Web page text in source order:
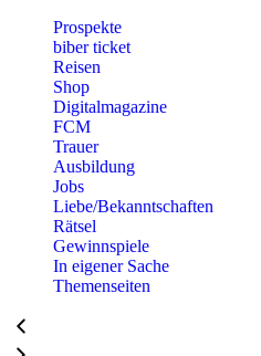
Prospekte
biber ticket
Reisen
Shop
Digitalmagazine
FCM
Trauer
Ausbildung
Jobs
Liebe/Bekanntschaften
Rätsel
Gewinnspiele
In eigener Sache
Themenseiten